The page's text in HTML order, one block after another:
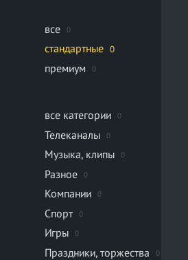
все 0
стандартные 0
премиум 0
все категории 0
Телеканалы 0
Музыка, клипы 0
Разное 0
Компании 0
Спорт 0
Игры 0
Праздники, торжества 0